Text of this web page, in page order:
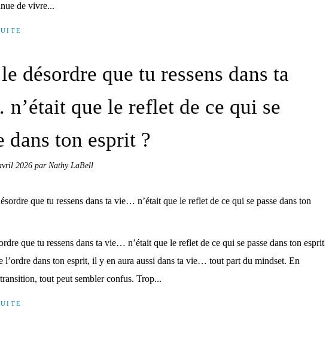
de vivre...
désordre que tu ressens dans ta
que le reflet de ce qui se
dans ton esprit ?
2026 par Nathy LaBell
que tu ressens dans ta vie… n’était que le reflet de ce qui se passe dans ton esprit
l’ordre dans ton esprit, il y en aura aussi dans ta vie… tout part du mindset. En
tout peut sembler confus. Trop...